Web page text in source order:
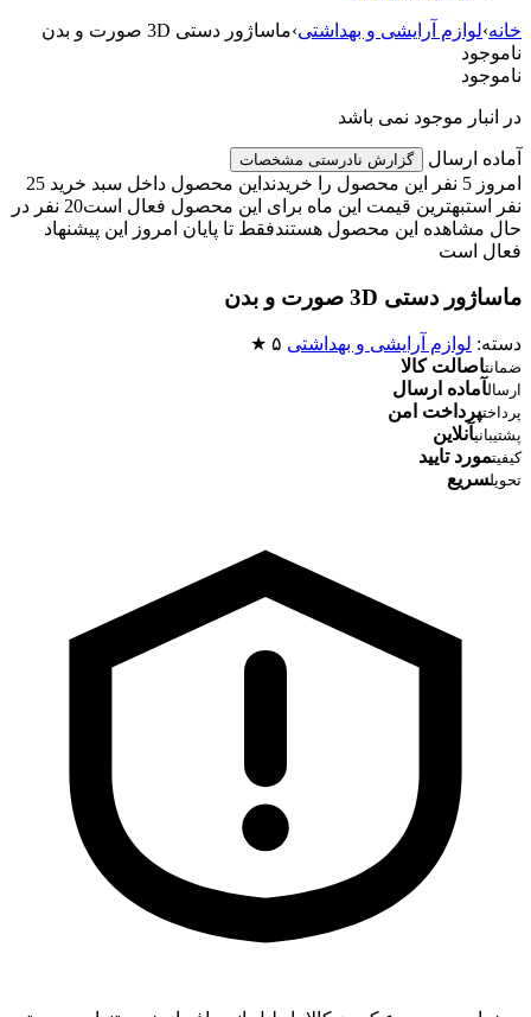
خانه›لوازم آرایشی و بهداشتی›ماساژور دستی 3D صورت و بدن
ناموجود
ناموجود
در انبار موجود نمی باشد
آماده ارسال گزارش نادرستی مشخصات
امروز 5 نفر این محصول را خریدند
این محصول داخل سبد خرید 25
نفر استبهترین قیمت این ماه برای این محصول فعال است
20 نفر در
حال مشاهده این محصول هستندفقط تا پایان امروز این پیشنهاد
فعال است
ماساژور دستی 3D صورت و بدن
دسته: لوازم آرایشی و بهداشتی ۵ ★
ضمانتاصالت کالا
ارسالآماده ارسال
پرداختپرداخت امن
پشتیبانیآنلاین
کیفیتمورد تایید
تحویلسریع